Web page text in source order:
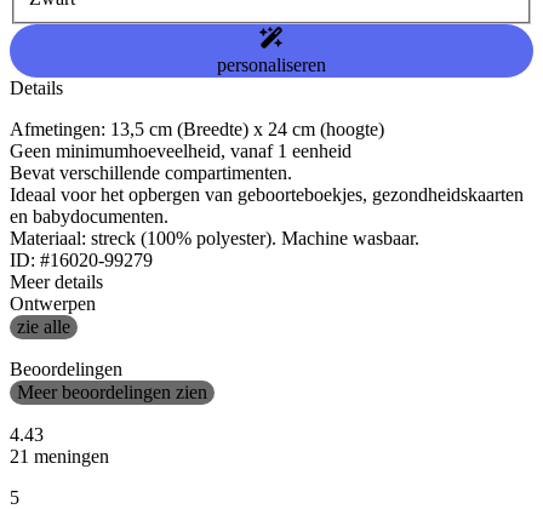
personaliseren
Details
Afmetingen: 13,5 cm (Breedte) x 24 cm (hoogte)
Geen minimumhoeveelheid, vanaf 1 eenheid
Bevat verschillende compartimenten.
Ideaal voor het opbergen van geboorteboekjes, gezondheidskaarten
en babydocumenten.
Materiaal: streck (100% polyester). Machine wasbaar.
ID: #16020-99279
Meer details
Ontwerpen
zie alle
Beoordelingen
Meer beoordelingen zien
4.43
21 meningen
5